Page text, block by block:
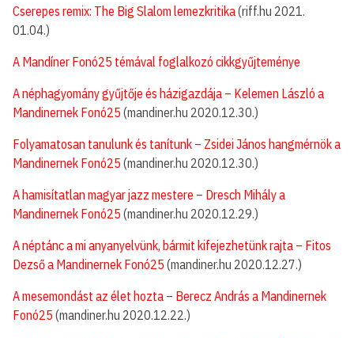
Cserepes remix: The Big Slalom lemezkritika(riff.hu 2021.
01.04.)
A Mandíner Fonó25 témával foglalkozó cikkgyűjteménye
A néphagyomány gyűjtője és házigazdája – Kelemen László a
Mandinernek Fonó25 (mandiner.hu 2020.12.30.)
Folyamatosan tanulunk és tanítunk – Zsidei János hangmérnök a
Mandinernek Fonó25 (mandiner.hu 2020.12.30.)
A hamisítatlan magyar jazz mestere – Dresch Mihály a
Mandinernek Fonó25 (mandiner.hu 2020.12.29.)
A néptánc a mi anyanyelvünk, bármit kifejezhetünk rajta – Fitos
Dezső a Mandinernek Fonó25 (mandiner.hu 2020.12.27.)
A mesemondást az élet hozta – Berecz András a Mandinernek
Fonó25 (mandiner.hu 2020.12.22.)